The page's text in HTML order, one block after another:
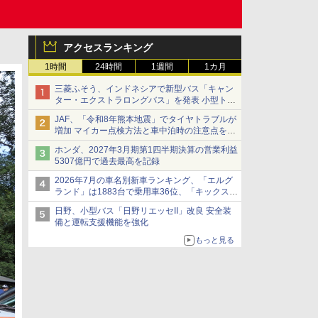
アクセスランキング
1時間 24時間 1週間 1カ月
三菱ふそう、インドネシアで新型バス「キャン
ター・エクストラロングバス」を発表 小型トラ
ックベースの観光・旅客輸送向けバス
JAF、「令和8年熊本地震」でタイヤトラブルが
増加 マイカー点検方法と車中泊時の注意点を呼
びかけ
ホンダ、2027年3月期第1四半期決算の営業利益
5307億円で過去最高を記録
2026年7月の車名別新車ランキング、「エルグ
ランド」は1883台で乗用車36位、「キックス」
は2591台で27位に
日野、小型バス「日野リエッセII」改良 安全装
備と運転支援機能を強化
もっと見る